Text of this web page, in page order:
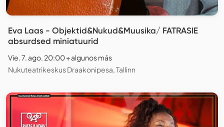
Eva Laas - Objektid&Nukud&Muusika/ FATRASIE
absurdsed miniatuurid
Vie. 7. ago. 20:00 + algunos más
Nukuteatrikeskus Draakonipesa, Tallinn